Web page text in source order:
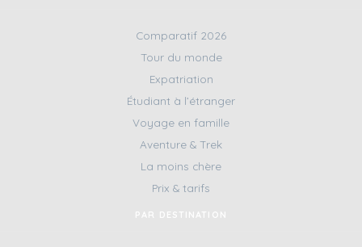
Comparatif 2026
Tour du monde
Expatriation
Étudiant à l’étranger
Voyage en famille
Aventure & Trek
La moins chère
Prix & tarifs
PAR DESTINATION